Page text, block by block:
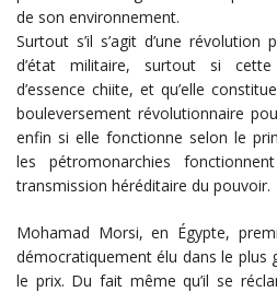
de son environnement.
Surtout s’il s’agit d’une révolution
d’état militaire, surtout si
d’essence chiite, et qu’elle
bouleversement révolutionnaire
enfin si elle fonctionne selon le
les pétromonarchies
transmission héréditaire du pouvoir.
Mohamad Morsi, en Égypte,
démocratiquement élu dans le plus
le prix. Du fait même qu’il se